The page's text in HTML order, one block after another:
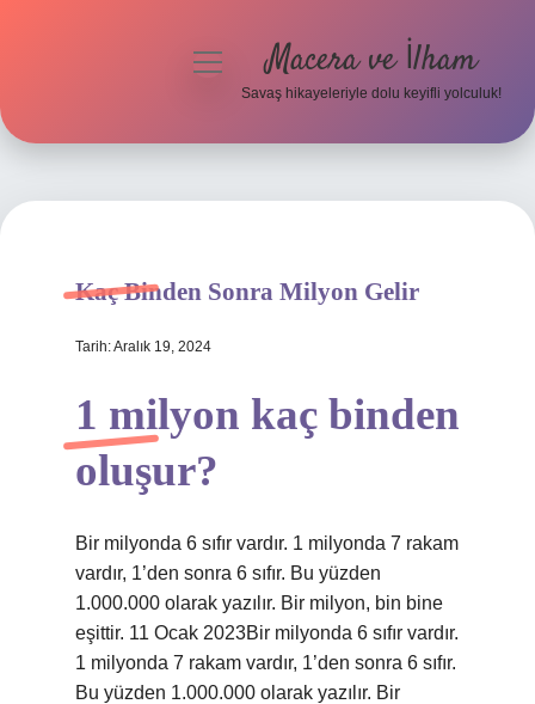
menüyüMacera ve İlham
Savaş hikayeleriyle dolu keyifli yolculuk!
Kaç Binden Sonra Milyon Gelir
Tarih: Aralık 19, 2024
1 milyon kaç binden
oluşur?
Bir milyonda 6 sıfır vardır. 1 milyonda 7 rakam
vardır, 1’den sonra 6 sıfır. Bu yüzden
1.000.000 olarak yazılır. Bir milyon, bin bine
eşittir. 11 Ocak 2023Bir milyonda 6 sıfır vardır.
1 milyonda 7 rakam vardır, 1’den sonra 6 sıfır.
Bu yüzden 1.000.000 olarak yazılır. Bir